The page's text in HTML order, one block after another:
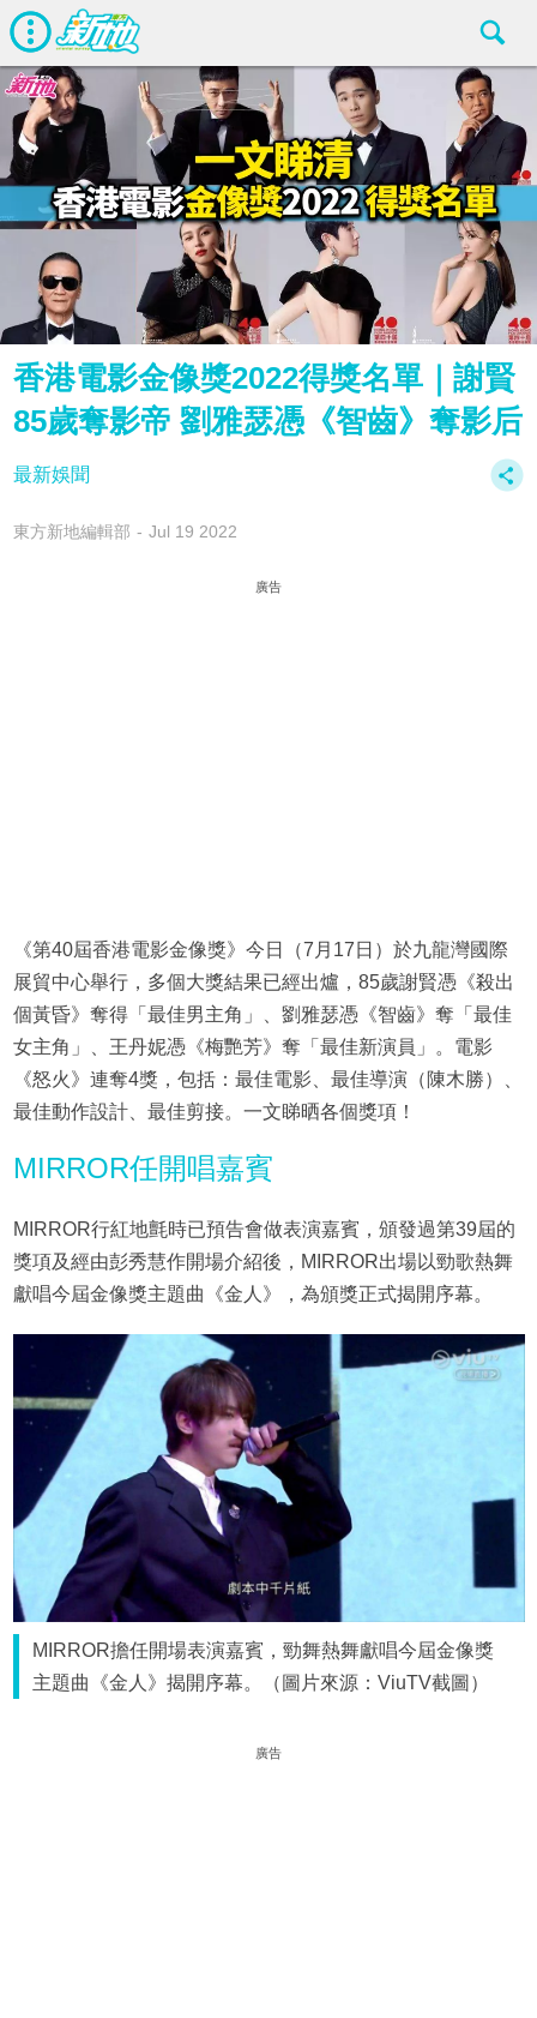
香港電影金像獎2022得獎名單｜謝賢
85歲奪影帝 劉雅瑟憑《智齒》奪影后
最新娛聞
東方新地編輯部 Jul 19 2022
廣告
《第40屆香港電影金像獎》今日（7月17日）於九龍灣國際
展貿中心舉行，多個大獎結果已經出爐，85歲謝賢憑《殺出
個黃昏》奪得「最佳男主角」、劉雅瑟憑《智齒》奪「最佳
女主角」、王丹妮憑《梅艷芳》奪「最佳新演員」。電影
《怒火》連奪4獎，包括：最佳電影、最佳導演（陳木勝）、
最佳動作設計、最佳剪接。一文睇晒各個獎項！
MIRROR任開唱嘉賓
MIRROR行紅地氈時已預告會做表演嘉賓，頒發過第39屆的
獎項及經由彭秀慧作開場介紹後，MIRROR出場以勁歌熱舞
獻唱今屆金像獎主題曲《金人》，為頒獎正式揭開序幕。
MIRROR擔任開場表演嘉賓，勁舞熱舞獻唱今屆金像獎
主題曲《金人》揭開序幕。（圖片來源：ViuTV截圖）
廣告